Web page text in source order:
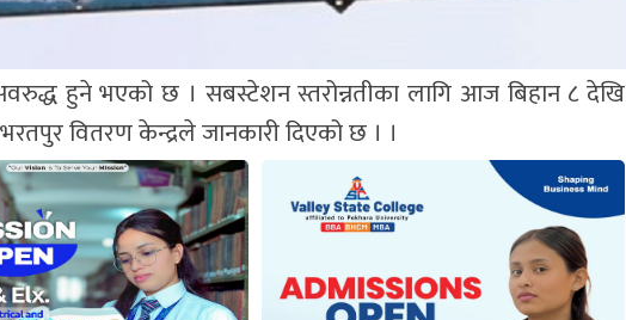
हुने भएको छ । सबस्टेशन स्तरोन्नतीका लागि आज बिहान ८ देखि
वितरण केन्द्रले जानकारी दिएको छ । ।